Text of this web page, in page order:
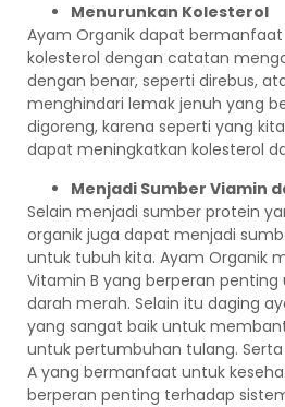
Menurunkan Kolesterol
Ayam Organik dapat
kolesterol dengan catatan
dengan benar, seperti direbus,
menghindari lemak jenuh yang
digoreng, karena seperti yang
dapat meningkatkan kolesterol
Menjadi Sumber Viamin
Selain menjadi sumber protein
organik juga dapat menjadi
untuk tubuh kita. Ayam Organik
Vitamin B yang berperan
darah merah. Selain itu daging
yang sangat baik untuk
untuk pertumbuhan tulang.
A yang bermanfaat untuk
berperan penting terhadap